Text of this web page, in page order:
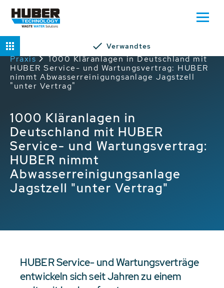
Home
HUBER Service in der
Praxis
1000 Kläranlagen in Deutschland mit
HUBER Service- und Wartungsvertrag: HUBER
nimmt Abwasserreinigungsanlage Jagstzell
"unter Vertrag"
1000 Kläranlagen in
Deutschland mit HUBER
Service- und Wartungsvertrag:
HUBER nimmt
Abwasserreinigungsanlage
Jagstzell "unter Vertrag"
Verwandtes
HUBER Service- und Wartungsverträge
entwickeln sich seit Jahren zu einem